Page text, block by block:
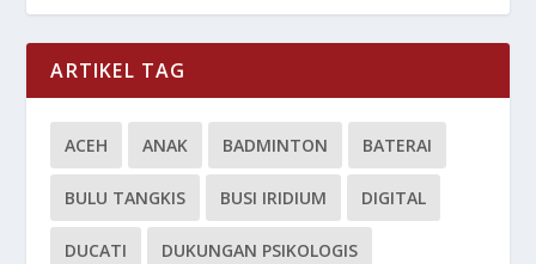
ARTIKEL TAG
ACEH ANAK BADMINTON BATERAI
BULU TANGKIS BUSI IRIDIUM DIGITAL
DUCATI DUKUNGAN PSIKOLOGIS